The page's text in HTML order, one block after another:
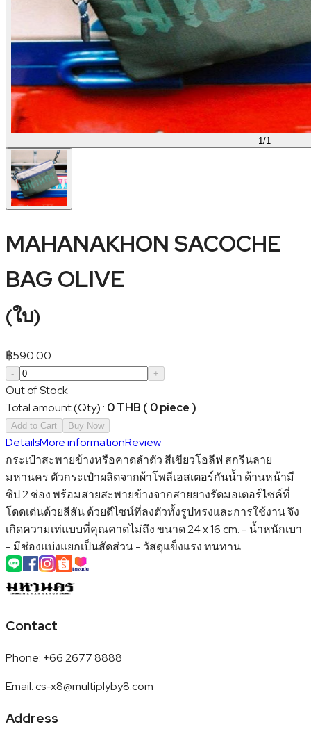
1/1
MAHANAKHON SACOCHE
BAG OLIVE
(ใบ)
฿590.00
- +
Out of Stock
Total amount (Qty) : 0 THB ( 0 piece )
Add to Cart Buy Now
DetailsMore informationReview
กระเป๋าสะพายข้างหรือคาดลำตัว สีเขียวโอลีฟ สกรีนลาย
มหานคร ตัวกระเป๋าผลิตจากผ้าโพลีเอสเตอร์กันน้ำ ด้านหน้ามี
ซิป 2 ช่อง พร้อมสายสะพายข้างจากสายยางรัดมอเตอร์ไซค์ที่
โดดเด่นด้วยสีสัน ด้วยดีไซน์ที่ลงตัวทั้งรูปทรงและการใช้งาน จึง
เกิดความเท่แบบที่คุณคาดไม่ถึง ขนาด 24 x 16 cm. - น้ำหนักเบา
- มีช่องแบ่งแยกเป็นสัดส่วน - วัสดุแข็งแรง ทนทาน
Contact
Phone: +66 2677 8888
Email:cs-x8@multiplyby8.com
Address